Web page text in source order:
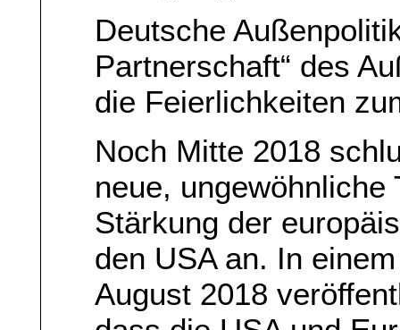
Deutsche
Partnerschaft“ des
die Feierlichkeiten
Noch Mitte 2018
neue,
Stärkung der
den USA an. In
August 2018